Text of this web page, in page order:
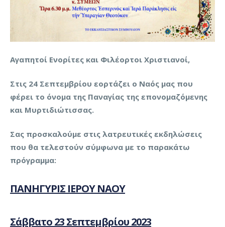
Αγαπητοί Ενορίτες και Φιλέορτοι Χριστιανοί,
Στις 24 Σεπτεμβρίου εορτάζει ο Ναός μας που
φέρει το όνομα της Παναγίας της επονομαζόμενης
και Μυρτιδιώτισσας.
Σας προσκαλούμε στις λατρευτικές εκδηλώσεις
που θα τελεστούν σύμφωνα με το παρακάτω
πρόγραμμα:
ΠΑΝΗΓΥΡΙΣ ΙΕΡΟΥ ΝΑΟΥ
Σάββατο 23 Σεπτεμβρίου 2023